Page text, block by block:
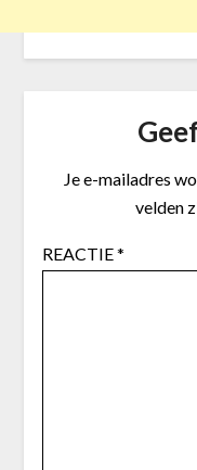
Je e-mailadres
velden
REACTIE*